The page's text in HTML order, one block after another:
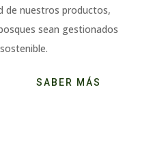
de nuestros productos,
sean gestionados
SABER MÁS